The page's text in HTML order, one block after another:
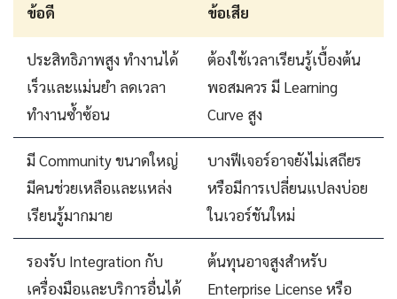
ข้อดี ข้อเสีย
ประสิทธิภาพสูง ทำงานได้
เร็วและแม่นยำ ลดเวลา
ทำงานซ้ำซ้อน
ต้องใช้เวลาเรียนรู้เบื้องต้น
พอสมควร มี Learning
Curve สูง
มี Community ขนาดใหญ่
มีคนช่วยเหลือและแหล่ง
เรียนรู้มากมาย
บางฟีเจอร์อาจยังไม่เสถียร
หรือมีการเปลี่ยนแปลงบ่อย
ในเวอร์ชันใหม่
รองรับ Integration กับ
เครื่องมือและบริการอื่นได้
ต้นทุนอาจสูงสำหรับ
Enterprise License หรือ